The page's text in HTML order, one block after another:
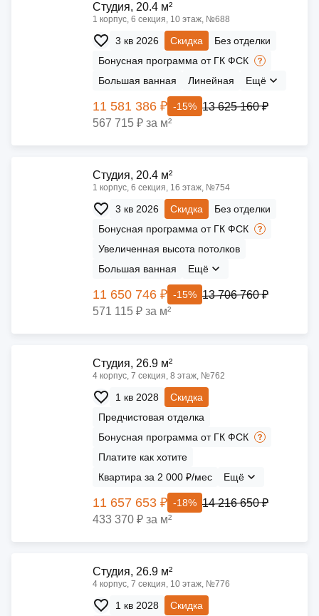
Cтудия, 20.4 м²
1 корпус, 6 секция, 10 этаж, №688
3 кв 2026 Скидка
Без отделки
Бонусная программа от ГК ФСК
Большая ванная
Линейная Ещё
11 581 386 ₽ -15% 13 625 160 ₽
567 715 ₽ за м²
Cтудия, 20.4 м²
1 корпус, 6 секция, 16 этаж, №754
3 кв 2026 Скидка
Без отделки
Бонусная программа от ГК ФСК
Увеличенная высота потолков
Большая ванная
Ещё
11 650 746 ₽ -15% 13 706 760 ₽
571 115 ₽ за м²
Cтудия, 26.9 м²
4 корпус, 7 секция, 8 этаж, №762
1 кв 2028
Скидка
Предчистовая отделка
Бонусная программа от ГК ФСК
Платите как хотите
Квартира за 2 000 ₽/мес
Ещё
11 657 653 ₽ -18% 14 216 650 ₽
433 370 ₽ за м²
Cтудия, 26.9 м²
4 корпус, 7 секция, 10 этаж, №776
1 кв 2028
Скидка